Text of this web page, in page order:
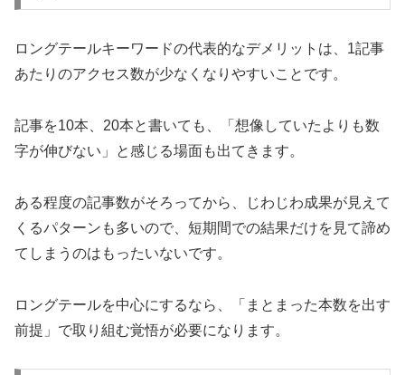
ロングテールキーワードの代表的なデメリットは、1記事
あたりのアクセス数が少なくなりやすいことです。
記事を10本、20本と書いても、「想像していたよりも数
字が伸びない」と感じる場面も出てきます。
ある程度の記事数がそろってから、じわじわ成果が見えて
くるパターンも多いので、短期間での結果だけを見て諦め
てしまうのはもったいないです。
ロングテールを中心にするなら、「まとまった本数を出す
前提」で取り組む覚悟が必要になります。